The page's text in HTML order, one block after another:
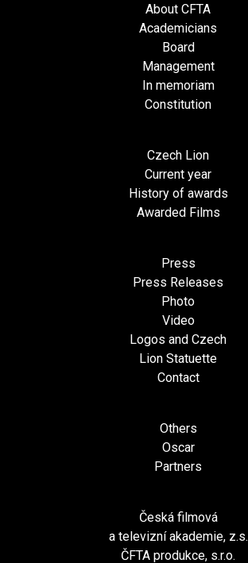
About CFTA
Academicians
Board
Management
In memoriam
Constitution
Czech Lion
Current year
History of awards
Awarded Films
Press
Press Releases
Photo
Video
Logos and Czech
Lion Statuette
Contact
Others
Oscar
Partners
Česká filmová
a televizní akademie, z.s.
ČFTA produkce, s.r.o.